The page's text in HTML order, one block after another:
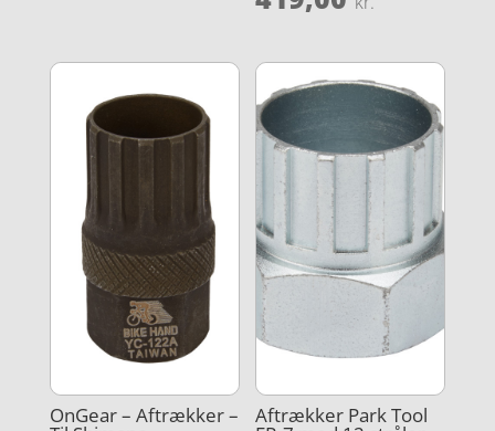
4.7
OnGear – Aftrækker – Aftrækker Park Tool